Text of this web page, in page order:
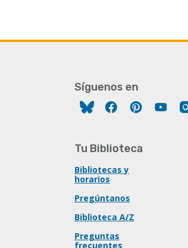
Síguenos en
FacebookPinterest
Tu Biblioteca
Bibliotecas y
horarios
Pregúntanos
Biblioteca A/Z
Preguntas
frecuentes